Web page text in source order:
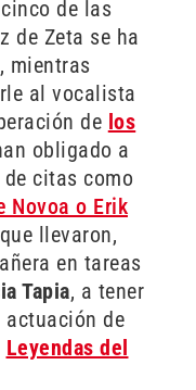
de las
de Zeta se ha
mientras
al vocalista
de los
obligado a
citas como
Novoa o Erik
llevaron,
en tareas
Tapia, a tener
actuación de
Leyendas del